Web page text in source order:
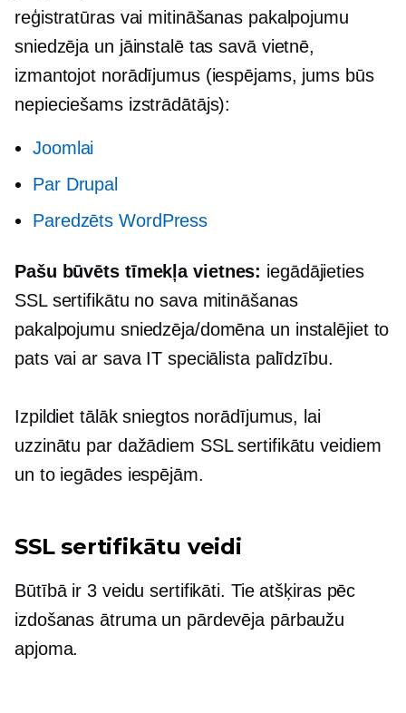
reģistratūras vai mitināšanas pakalpojumu
sniedzēja un jāinstalē tas savā vietnē,
izmantojot norādījumus (iespējams, jums būs
nepieciešams izstrādātājs):
Joomlai
Par Drupal
Paredzēts WordPress
Pašu būvētstīmekļa vietnes: iegādājieties
SSL sertifikātu no sava mitināšanas
pakalpojumu sniedzēja/domēna un instalējiet to
pats vai ar sava IT speciālista palīdzību.
Izpildiet tālāk sniegtos norādījumus, lai
uzzinātu par dažādiem SSL sertifikātu veidiem
un to iegādes iespējām.
SSL sertifikātu veidi
Būtībā ir 3 veidu sertifikāti. Tie atšķiras pēc
izdošanas ātruma un pārdevēja pārbaužu
apjoma.